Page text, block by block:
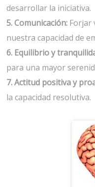
desarrollar la iniciativa.
5. Comunicación: Forjar
nuestra capacidad de
6. Equilibrio y
para una mayor
7. Actitud positiva y
la capacidad resolutiva.